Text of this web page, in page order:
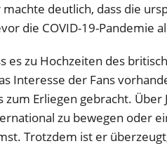
deutlich, dass die
die COVID-19-Pandemie
es zu Hochzeiten des
Interesse der Fans
zum Erliegen gebracht.
zu bewegen oder
Trotzdem ist er